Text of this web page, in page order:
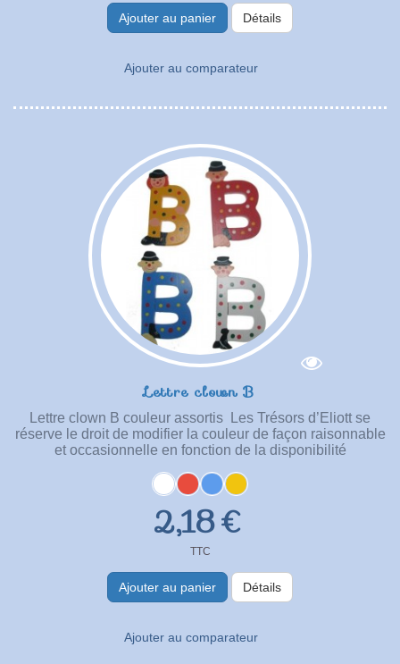
Ajouter au panier Détails
Ajouter au comparateur
Lettre clown B
Lettre clown B couleur assortis Les Trésors d’Eliott se
réserve le droit de modifier la couleur de façon raisonnable
et occasionnelle en fonction de la disponibilité
2,18 €
TTC
Ajouter au panier Détails
Ajouter au comparateur